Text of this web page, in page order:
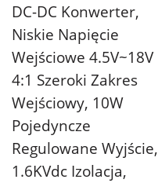
DC-DC Konwerter,
Niskie Napięcie
Wejściowe 4.5V~18V
4:1 Szeroki Zakres
Wejściowy, 10W
Pojedyncze
Regulowane Wyjście,
1.6KVdc Izolacja,